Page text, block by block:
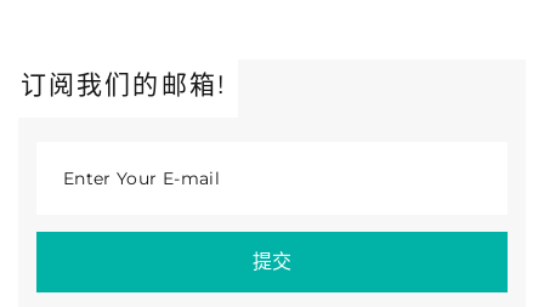
订阅我们的邮箱!
Enter Your E-mail
提交